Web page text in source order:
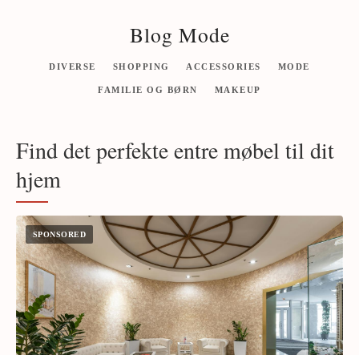
Blog Mode
DIVERSE SHOPPING ACCESSORIES MODE
FAMILIE OG BØRN MAKEUP
Find det perfekte entre møbel til dit
hjem